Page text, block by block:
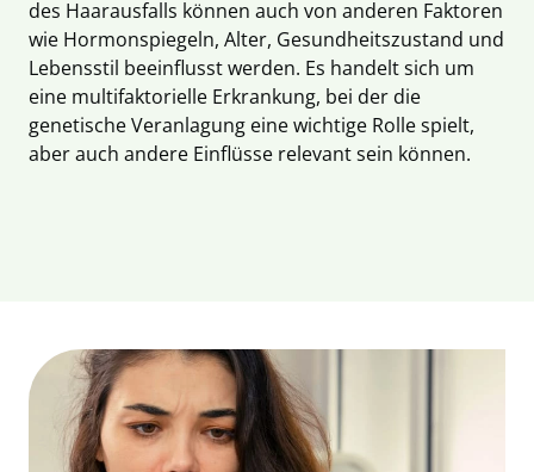
des Haarausfalls können auch von anderen Faktoren
wie Hormonspiegeln, Alter, Gesundheitszustand und
Lebensstil beeinflusst werden. Es handelt sich um
eine multifaktorielle Erkrankung, bei der die
genetische Veranlagung eine wichtige Rolle spielt,
aber auch andere Einflüsse relevant sein können.